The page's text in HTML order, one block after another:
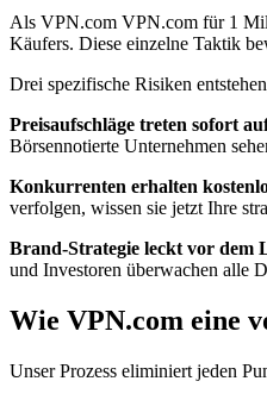
Als VPN.com VPN.com für 1
Käufers. Diese einzelne Taktik
Drei spezifische Risiken
Preisaufschläge treten sofort
Börsennotierte Unternehmen
Konkurrenten erhalten
verfolgen, wissen sie jetzt Ihre
Brand-Strategie leckt vor dem
und Investoren überwachen alle
Wie VPN.com eine
Unser Prozess eliminiert jeden